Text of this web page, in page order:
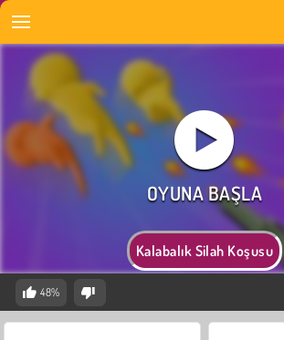
Kalabalık Silah Koşusu
48%